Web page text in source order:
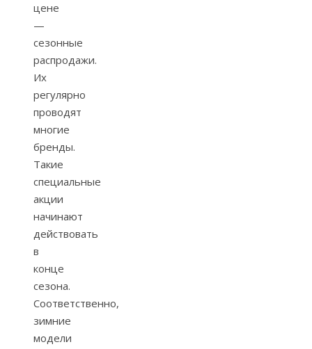
цене
—
сезонные
распродажи.
Их
регулярно
проводят
многие
бренды.
Такие
специальные
акции
начинают
действовать
в
конце
сезона.
Соответственно,
зимние
модели